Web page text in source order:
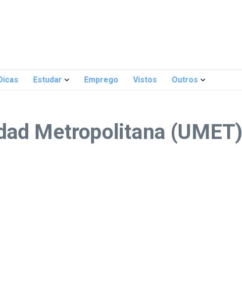
Estudar Emprego Vistos Outros
Metropolitana (UMET)